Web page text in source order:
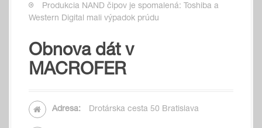
Produkcia NAND čipov je spomalená: Toshiba a
Western Digital mali výpadok prúdu
Obnova dát v
MACROFER
Adresa: Drotárska cesta 50 Bratislava